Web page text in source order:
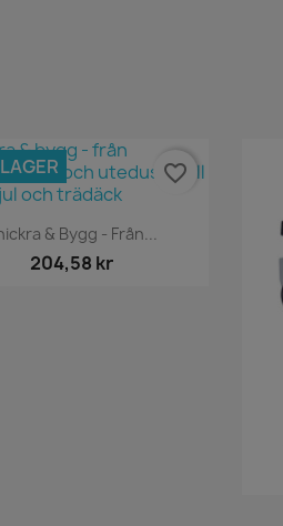
Snabbvy
& Bygg - Från...
204,58 kr
favorite_border